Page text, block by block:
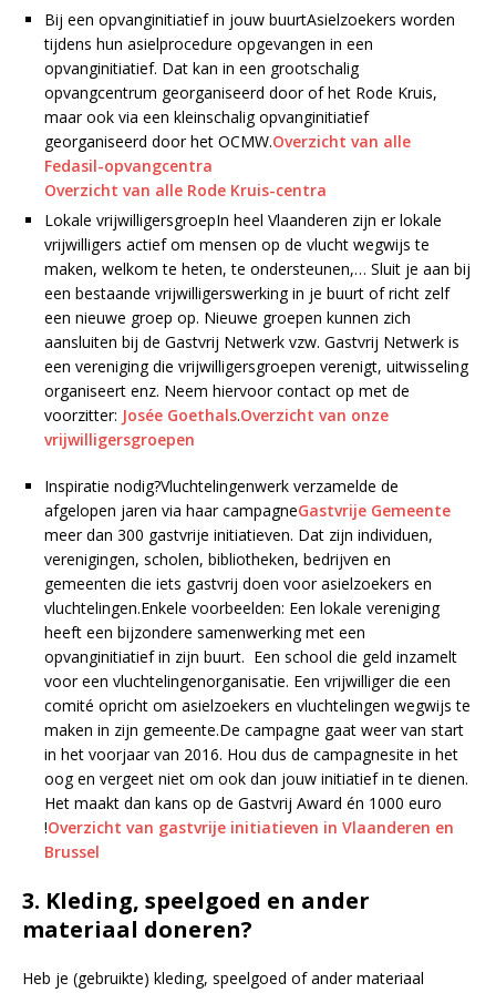
Bij een opvanginitiatief in jouw buurtAsielzoekers worden
tijdens hun asielprocedure opgevangen in een
opvanginitiatief. Dat kan in een grootschalig
opvangcentrum georganiseerd door of het Rode Kruis,
maar ook via een kleinschalig opvanginitiatief
georganiseerd door het OCMW.Overzicht van alle
Fedasil-opvangcentra
Overzicht van alle Rode Kruis-centra
Lokale vrijwilligersgroepIn heel Vlaanderen zijn er lokale
vrijwilligers actief om mensen op de vlucht wegwijs te
maken, welkom te heten, te ondersteunen,… Sluit je aan bij
een bestaande vrijwilligerswerking in je buurt of richt zelf
een nieuwe groep op. Nieuwe groepen kunnen zich
aansluiten bij de Gastvrij Netwerk vzw. Gastvrij Netwerk is
een vereniging die vrijwilligersgroepen verenigt, uitwisseling
organiseert enz. Neem hiervoor contact op met de
voorzitter: Josée Goethals.Overzicht van onze
vrijwilligersgroepen
Inspiratie nodig?Vluchtelingenwerk verzamelde de
afgelopen jaren via haar campagneGastvrije Gemeente
meer dan 300 gastvrije initiatieven. Dat zijn individuen,
verenigingen, scholen, bibliotheken, bedrijven en
gemeenten die iets gastvrij doen voor asielzoekers en
vluchtelingen.Enkele voorbeelden: Een lokale vereniging
heeft een bijzondere samenwerking met een
opvanginitiatief in zijn buurt. Een school die geld inzamelt
voor een vluchtelingenorganisatie. Een vrijwilliger die een
comité opricht om asielzoekers en vluchtelingen wegwijs te
maken in zijn gemeente.De campagne gaat weer van start
in het voorjaar van 2016. Hou dus de campagnesite in het
oog en vergeet niet om ook dan jouw initiatief in te dienen.
Het maakt dan kans op de Gastvrij Award én 1000 euro
!Overzicht van gastvrije initiatieven in Vlaanderen en
Brussel
3. Kleding, speelgoed en ander
materiaal doneren?
Heb je (gebruikte) kleding, speelgoed of ander materiaal